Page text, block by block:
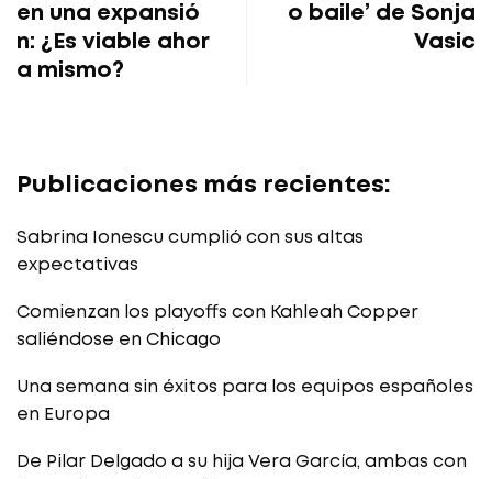
en una expansió
n: ¿Es viable ahor
a mismo?
o baile’ de Sonja
Vasic
Publicaciones más recientes:
Sabrina Ionescu cumplió con sus altas
expectativas
Comienzan los playoffs con Kahleah Copper
saliéndose en Chicago
Una semana sin éxitos para los equipos españoles
en Europa
De Pilar Delgado a su hija Vera García, ambas con